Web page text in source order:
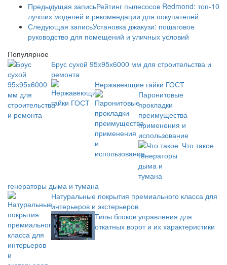
Предыдущая записьРейтинг пылесосов Redmond: топ-10
лучших моделей и рекомендации для покупателей
Следующая записьУстановка джакузи: пошаговое
руководство для помещений и уличных условий
Популярное
Брус сухой 95х95х6000 мм для строительства и
ремонта
Нержавеющие гайки ГОСТ
Паронитовые
прокладки
преимущества
применения и
использование
Что такое
генераторы дыма и тумана
Натуральные покрытия премиального класса для
интерьеров и экстерьеров
Типы блоков управления для
откатных ворот и их характеристики